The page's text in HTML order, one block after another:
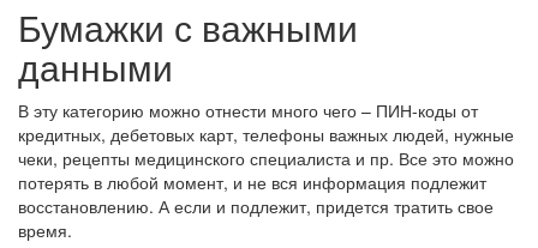
Бумажки с важными
данными
В эту категорию можно отнести много чего – ПИН-коды от
кредитных, дебетовых карт, телефоны важных людей, нужные
чеки, рецепты медицинского специалиста и пр. Все это можно
потерять в любой момент, и не вся информация подлежит
восстановлению. А если и подлежит, придется тратить свое
время.